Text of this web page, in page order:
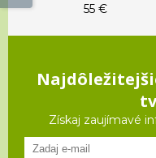
55 €
Získaj zaujímavé